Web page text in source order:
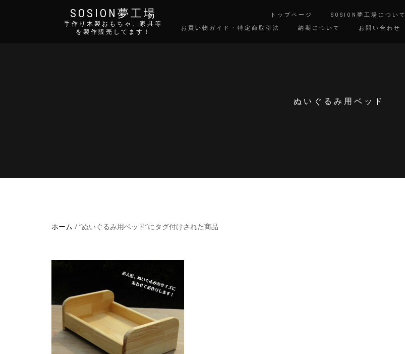
SOSION夢工場
手作り木製おもちゃ、家具等
を製作販売してます！
トップページ SOSION夢工場について
お買い物ガイド・特定商取引法
納期について お問い合わせ
ぬいぐるみ用ベッド
ホーム / “ぬいぐるみ用ベッド”にタグ付けされた商品